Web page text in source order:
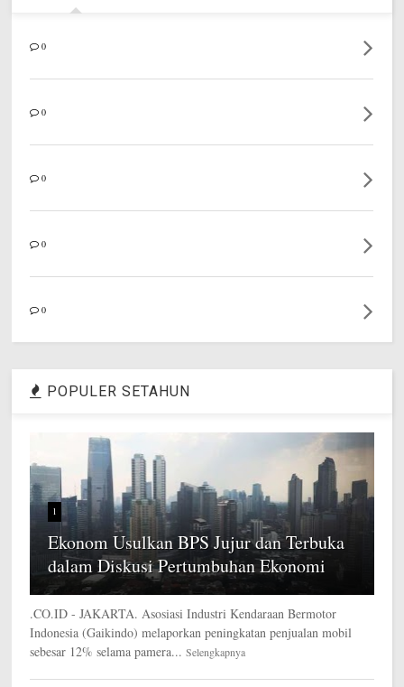
0
0
0
0
0
POPULER SETAHUN
1
Ekonom Usulkan BPS Jujur dan Terbuka
dalam Diskusi Pertumbuhan Ekonomi
.CO.ID - JAKARTA. Asosiasi Industri Kendaraan Bermotor
Indonesia (Gaikindo) melaporkan peningkatan penjualan mobil
sebesar 12% selama pamera... Selengkapnya